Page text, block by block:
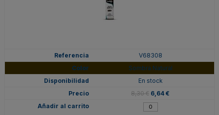
V68308
Sombra Natural
En stock
8,30 € 6,64 €